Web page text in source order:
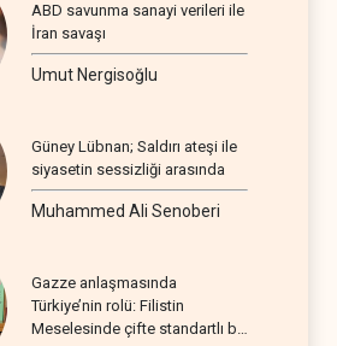
ABD savunma sanayi verileri ile
İran savaşı
Umut Nergisoğlu
Güney Lübnan; Saldırı ateşi ile
siyasetin sessizliği arasında
Muhammed Ali Senoberi
Gazze anlaşmasında
Türkiye’nin rolü: Filistin
Meselesinde çifte standartlı bir